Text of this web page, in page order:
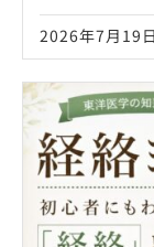
2026年7月19日